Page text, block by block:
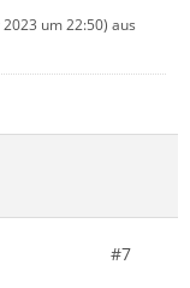
um 22:50) aus
#7